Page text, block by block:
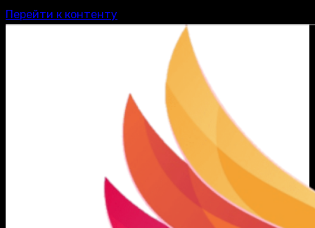
Перейти к контенту